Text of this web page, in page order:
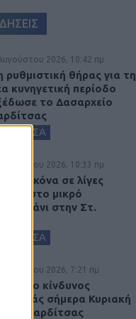
2026, 10:42 πμ
ρυθμιστική θήρας για τη
κυνηγετική περίοδο
το Δασαρχείο
ΚΑΡΔΙΤΣΑ
Αυγούστου 2026, 10:33 πμ
ίδια εικόνα σε λίγες
στο μικρό
στην Στ.
ΚΑΡΔΙΤΣΑ
Αυγούστου 2026, 7:21 πμ
ο κίνδυνος
σήμερα Κυριακή
Ν. Καρδίτσας